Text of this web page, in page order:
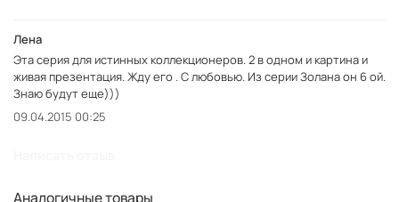
Лена
Эта серия для истинных коллекционеров. 2 в одном и картина и
живая презентация. Жду его . С любовью. Из серии Золана он 6 ой.
Знаю будут еще)))
09.04.2015 00:25
Аналогичные товары